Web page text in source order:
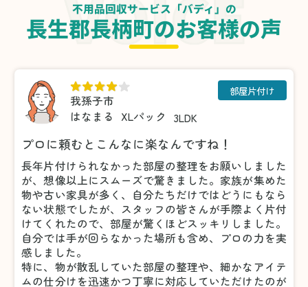
不用品回収サービス「バディ」の
長生郡長柄町のお客様の声
我孫子市
はなまる
XLパック 3LDK
部屋片付け
プロに頼むとこんなに楽なんですね！
長年片付けられなかった部屋の整理をお願いしました
が、想像以上にスムーズで驚きました。家族が集めた
物や古い家具が多く、自分たちだけではどうにもなら
ない状態でしたが、スタッフの皆さんが手際よく片付
けてくれたので、部屋が驚くほどスッキリしました。
自分では手が回らなかった場所も含め、プロの力を実
感しました。
特に、物が散乱していた部屋の整理や、細かなアイテ
ムの仕分けを迅速かつ丁寧に対応していただけたのが